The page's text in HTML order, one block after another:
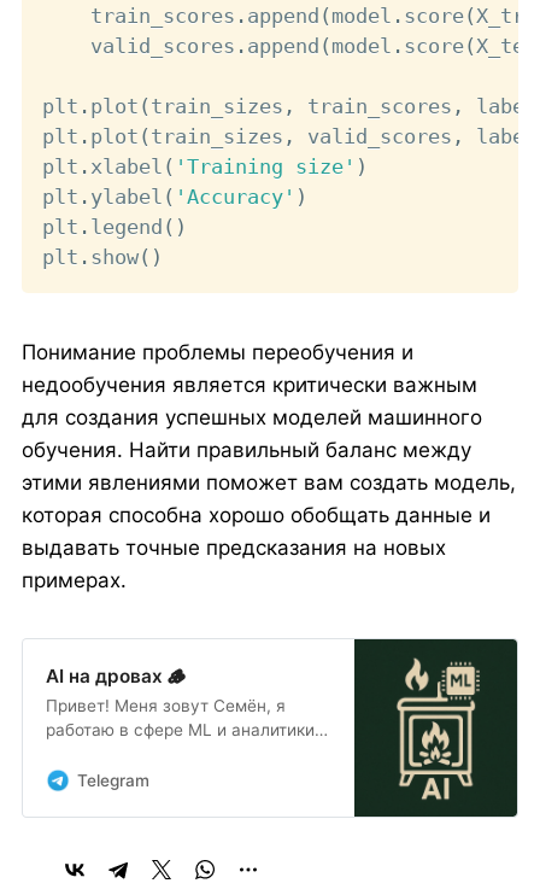
    train_scores
. append ( model . score(
    valid_scores
. append ( model . score(
plt . plot ( train_sizes , train_scores , label
plt . plot ( train_sizes , valid_scores , label
plt . xlabel ( 'Training size' )
plt . ylabel ( 'Accuracy' )
plt . legend ( )
plt . show( )
Понимание проблемы переобучения и
недообучения является критически важным
для создания успешных моделей машинного
обучения. Найти правильный баланс между
этими явлениями поможет вам создать модель,
которая способна хорошо обобщать данные и
выдавать точные предсказания на новых
примерах.
AI на дровах 🪵
Привет! Меня зовут Семён, я
работаю в сфере ML и аналитики
статьи о своем опыте и том, что
Telegram